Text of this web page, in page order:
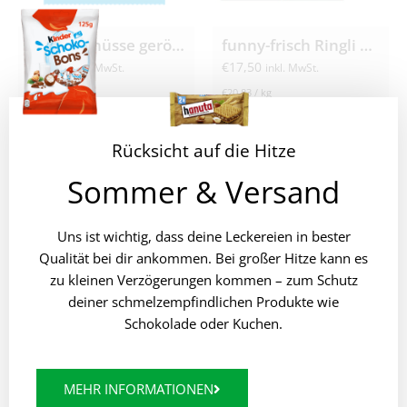
Ültje Erdnüsse geröstet und gesalzen 12x 200g
21,50 inkl. MwSt.
€8,96/kg
funny-frisch Ringli 24x 35g
€17,50 inkl. MwSt.
€20,83 / kg
ÄHNLICHE PRODUKTE
Rücksicht auf die Hitze
Sommer & Versand
Uns ist wichtig, dass deine Leckereien in bester
Qualität bei dir ankommen. Bei großer Hitze kann es
zu kleinen Verzögerungen kommen – zum Schutz
deiner schmelzempfindlichen Produkte wie
Schokolade oder Kuchen.
MEHR INFORMATIONEN